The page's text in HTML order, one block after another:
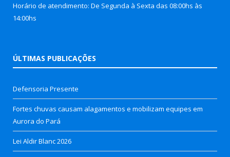
Horário de atendimento: De Segunda à Sexta das 08:00hs às
14:00hs
ÚLTIMAS PUBLICAÇÕES
Defensoria Presente
Fortes chuvas causam alagamentos e mobilizam equipes em
Aurora do Pará
Lei Aldir Blanc 2026